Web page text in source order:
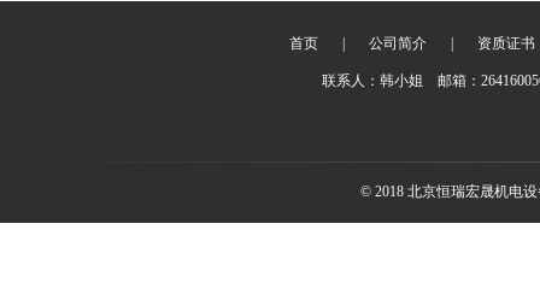
首页 公司简介 资质证书
联系人：韩小姐 邮箱：
© 2018 北京恒瑞宏晟机电